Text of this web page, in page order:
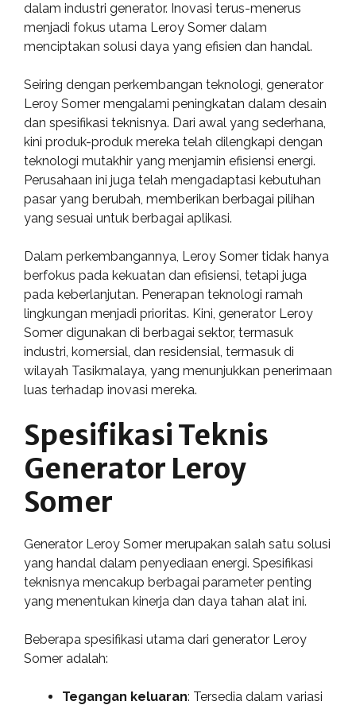
dalam industri generator. Inovasi terus-menerus
menjadi fokus utama Leroy Somer dalam
menciptakan solusi daya yang efisien dan handal.
Seiring dengan perkembangan teknologi, generator
Leroy Somer mengalami peningkatan dalam desain
dan spesifikasi teknisnya. Dari awal yang sederhana,
kini produk-produk mereka telah dilengkapi dengan
teknologi mutakhir yang menjamin efisiensi energi.
Perusahaan ini juga telah mengadaptasi kebutuhan
pasar yang berubah, memberikan berbagai pilihan
yang sesuai untuk berbagai aplikasi.
Dalam perkembangannya, Leroy Somer tidak hanya
berfokus pada kekuatan dan efisiensi, tetapi juga
pada keberlanjutan. Penerapan teknologi ramah
lingkungan menjadi prioritas. Kini, generator Leroy
Somer digunakan di berbagai sektor, termasuk
industri, komersial, dan residensial, termasuk di
wilayah Tasikmalaya, yang menunjukkan penerimaan
luas terhadap inovasi mereka.
Spesifikasi Teknis
Generator Leroy
Somer
Generator Leroy Somer merupakan salah satu solusi
yang handal dalam penyediaan energi. Spesifikasi
teknisnya mencakup berbagai parameter penting
yang menentukan kinerja dan daya tahan alat ini.
Beberapa spesifikasi utama dari generator Leroy
Somer adalah:
Tegangan keluaran: Tersedia dalam variasi